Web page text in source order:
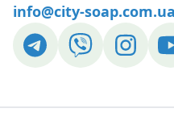
info@city-soap.com.ua